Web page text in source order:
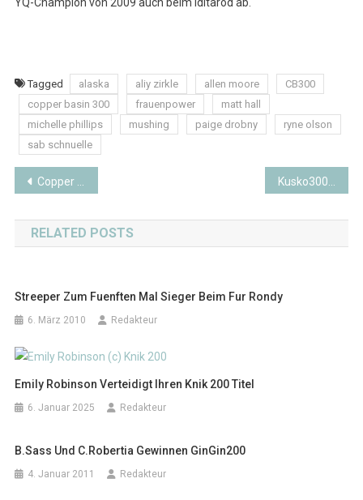
Tagged alaska aliy zirkle allen moore
CB300
copper basin 300
frauenpower
matt hall
michelle phillips
mushing paige drobny
ryne olson
sab schnuelle
Beitragsnavigation
Copper Basin 300 2017 ist gestartet
RELATED POSTS
Streeper Zum Fuenften Mal Sieger Beim Fur Rondy
6. März 2010 Redakteur
Emily Robinson Verteidigt Ihren Knik 200 Titel
6. Januar 2025 Redakteur
B.Sass Und C.Robertia Gewinnen GinGin200
4. Januar 2011 Redakteur